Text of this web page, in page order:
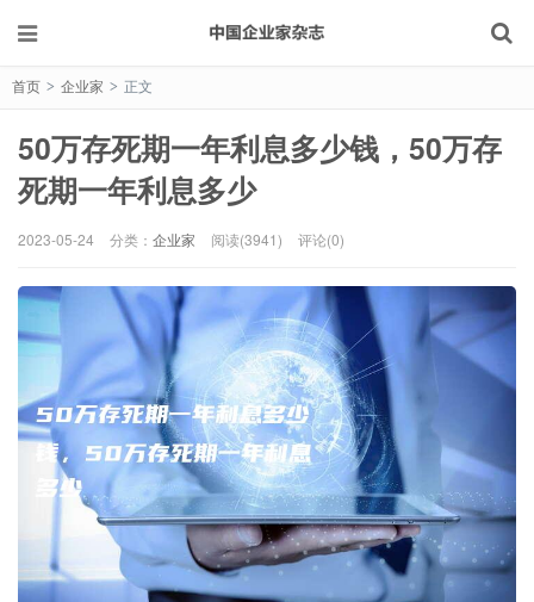
首页 > 企业家 > 正文
50万存死期一年利息多少钱，50万存
死期一年利息多少
2023-05-24 分类： 企业家 阅读(3941) 评论(0)